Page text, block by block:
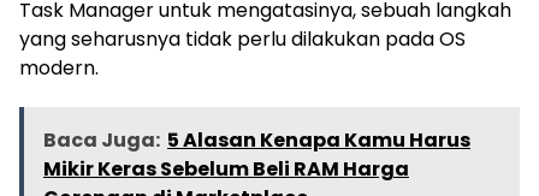
Task Manager untuk mengatasinya, sebuah langkah
yang seharusnya tidak perlu dilakukan pada OS
modern.
Baca Juga: 5 Alasan Kenapa Kamu Harus
Mikir Keras Sebelum Beli RAM Harga